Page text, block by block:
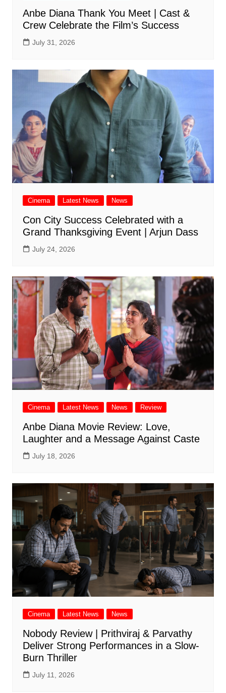
Anbe Diana Thank You Meet | Cast &
Crew Celebrate the Film’s Success
July 31, 2026
Cinema Latest News News
Con City Success Celebrated with a
Grand Thanksgiving Event | Arjun Dass
July 24, 2026
Cinema Latest News News Review
Anbe Diana Movie Review: Love,
Laughter and a Message Against Caste
July 18, 2026
Cinema Latest News News
Nobody Review | Prithviraj & Parvathy
Deliver Strong Performances in a Slow-
Burn Thriller
July 11, 2026